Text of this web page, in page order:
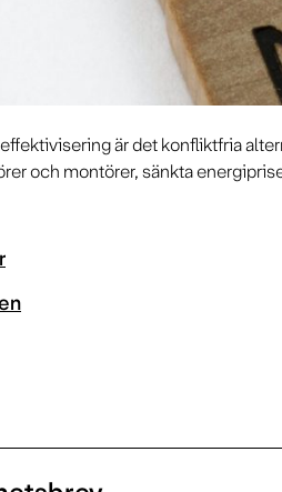
är det konfliktfria
och montörer, sänkta